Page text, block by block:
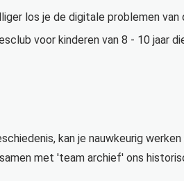
los je de digitale problemen van
voor kinderen van 8 - 10 jaar
kan je nauwkeurig
samen met 'team archief' ons